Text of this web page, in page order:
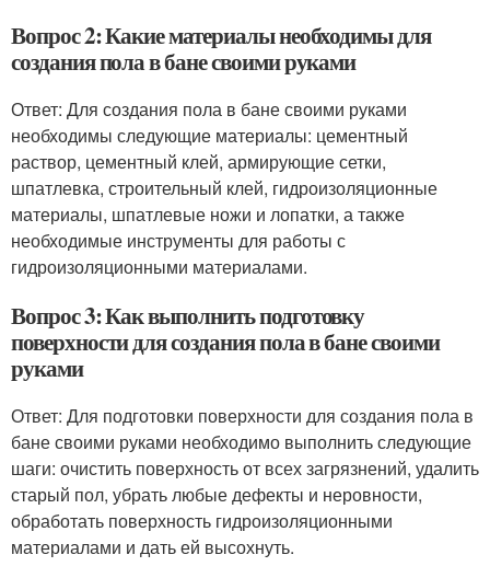
Вопрос 2: Какие материалы необходимы для
создания пола в бане своими руками
Ответ: Для создания пола в бане своими руками
необходимы следующие материалы: цементный
раствор, цементный клей, армирующие сетки,
шпатлевка, строительный клей, гидроизоляционные
материалы, шпатлевые ножи и лопатки, а также
необходимые инструменты для работы с
гидроизоляционными материалами.
Вопрос 3: Как выполнить подготовку
поверхности для создания пола в бане своими
руками
Ответ: Для подготовки поверхности для создания пола в
бане своими руками необходимо выполнить следующие
шаги: очистить поверхность от всех загрязнений, удалить
старый пол, убрать любые дефекты и неровности,
обработать поверхность гидроизоляционными
материалами и дать ей высохнуть.